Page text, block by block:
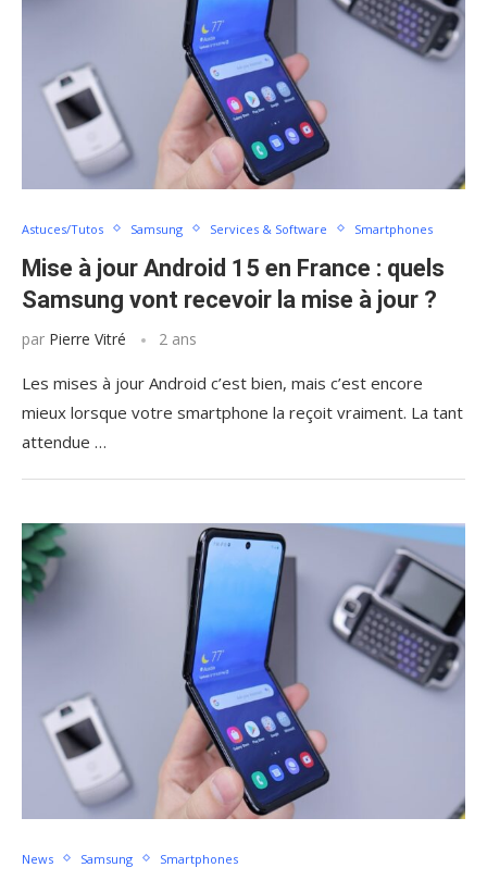
Astuces/Tutos Samsung Services & Software Smartphones
Mise à jour Android 15 en France : quels
Samsung vont recevoir la mise à jour ?
par Pierre Vitré 2 ans
Les mises à jour Android c’est bien, mais c’est encore
mieux lorsque votre smartphone la reçoit vraiment. La tant
attendue …
News Samsung Smartphones